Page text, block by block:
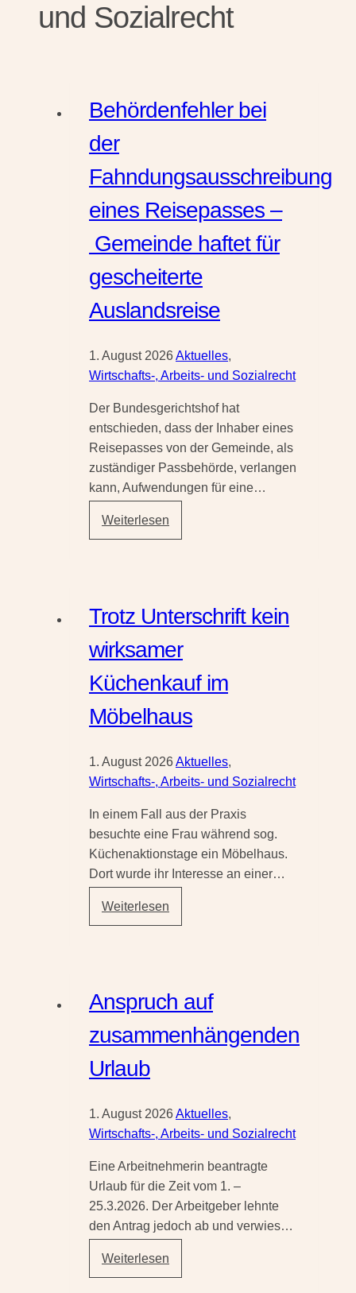
und Sozialrecht
Behördenfehler bei
der
Fahndungsausschreibung
eines Reisepasses –
Gemeinde haftet für
gescheiterte
Auslandsreise
1. August 2026Aktuelles,
Wirtschafts-, Arbeits- und Sozialrecht
Der Bundesgerichtshof hat
entschieden, dass der Inhaber eines
Reisepasses von der Gemeinde, als
zuständiger Passbehörde, verlangen
kann, Aufwendungen für eine…
Weiterlesen
bei
Reisepasses –
haftet
für
gescheiterte
Auslandsreise
Trotz Unterschrift kein
wirksamer
Küchenkauf im
Möbelhaus
1. August 2026Aktuelles,
Wirtschafts-, Arbeits- und Sozialrecht
In einem Fall aus der Praxis
besuchte eine Frau während sog.
Küchenaktionstage ein Möbelhaus.
Dort wurde ihr Interesse an einer…
Weiterlesen
Unterschrift
im
Möbelhaus
Anspruch auf
zusammenhängenden
Urlaub
1. August 2026Aktuelles,
Wirtschafts-, Arbeits- und Sozialrecht
Eine Arbeitnehmerin beantragte
Urlaub für die Zeit vom 1. –
25.3.2026. Der Arbeitgeber lehnte
den Antrag jedoch ab und verwies…
Weiterlesen
auf